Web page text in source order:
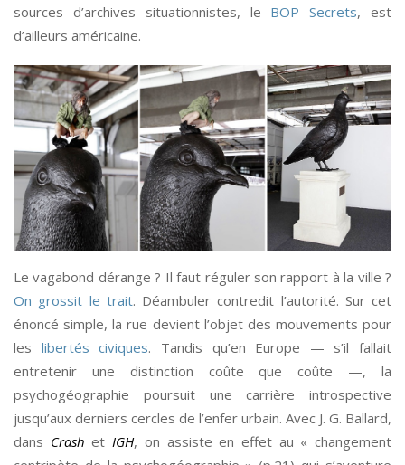
sources d’archives situationnistes, le BOP Secrets, est
d’ailleurs américaine.
Le vagabond dérange ? Il faut réguler son rapport à la ville ?
On grossit le trait. Déambuler contredit l’autorité. Sur cet
énoncé simple, la rue devient l’objet des mouvements pour
les libertés civiques. Tandis qu’en Europe — s’il fallait
entretenir une distinction coûte que coûte —, la
psychogéographie poursuit une carrière introspective
jusqu’aux derniers cercles de l’enfer urbain. Avec J. G. Ballard,
dans Crash et IGH, on assiste en effet au « changement